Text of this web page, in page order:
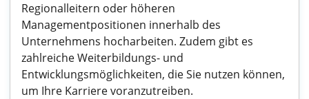
Regionalleitern oder höheren
Managementpositionen innerhalb des
Unternehmens hocharbeiten. Zudem gibt es
zahlreiche Weiterbildungs- und
Entwicklungsmöglichkeiten, die Sie nutzen können,
um Ihre Karriere voranzutreiben.